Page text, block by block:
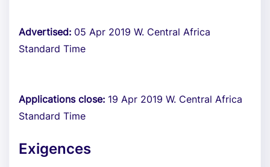
Advertised: 05 Apr 2019 W. Central Africa
Standard Time
Applications close: 19 Apr 2019 W. Central Africa
Standard Time
Exigences